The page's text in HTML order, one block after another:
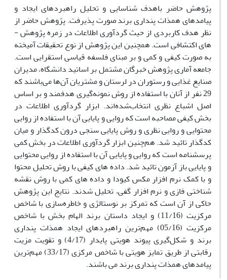
پژوهش حاضر باهدف شناسایی و تحلیل راهبردهای ایجاد و
پیامدهای همذات پنداری برند صورت پذیرفت. پژوهش حاضر از
نظر هدف کاربردی از حیث گردآوری اطلاعات در زمره پژوهش ­
های اکتشافی است. همچنین این پژوهش از نوع تحقیقات آمیخته
به صورت کیفی و کمی و بر مبنای فلسفه قیاسی استقرایی است.
جامعه آماری پژوهش خبرگان مشتمل بر اساتید دانشگاه، مدیران
صنایع غذایی و رستوران در لرستان و مشتریان آن‌ها می‌باشند که
29 نفر از آنان با استفاده از روش نمونه‌گیری هدفمند و بر اساس
اصل اشباع نظری انتخاب‌شده‌اند. ابزار گردآوری اطلاعات در
بخش کیفی مصاحبه است که روایی و پایایی آن با استفاده از روایی
محتوایی و روایی نظری و روش پایایی سنجی درون کدگذار و میان
کدگذار تائید شد. هم‌چنین ابزار گردآوری اطلاعات در بخش کمی
پرسشنامه است که روایی و پایایی آن با استفاده از روایی محتوایی
و پایایی باز آزمون تائید شد. داده ­های کیفی با روش تحلیل محتوا
و با کمک نرم افزار مکس­ کیو­دا و داده­ های کمی با روش نقشه
شناختی فازی و نرم افزار گفی، تحلیل شدند. نتایج این پژوهش
حاکی از آن است که تمرکز بر نوستالژی و خاطره‌سازی با شاخص
مرکزیت (11/16) و ایجاد داستان برند الهام بخش با شاخص
مرکزیت (05/16) مهم‌ترین راهبردهای ایجاد همذات پنداری
برند و شکل‌گیری پیوند هویتی پایدار (4/17) و تقویت مزیت
رقابتی از طریق تمایز هویتی با شاخص مرکزی (33/17) مهم‌ترین
پیامدهای همذات پنداری برند می ­باشند.